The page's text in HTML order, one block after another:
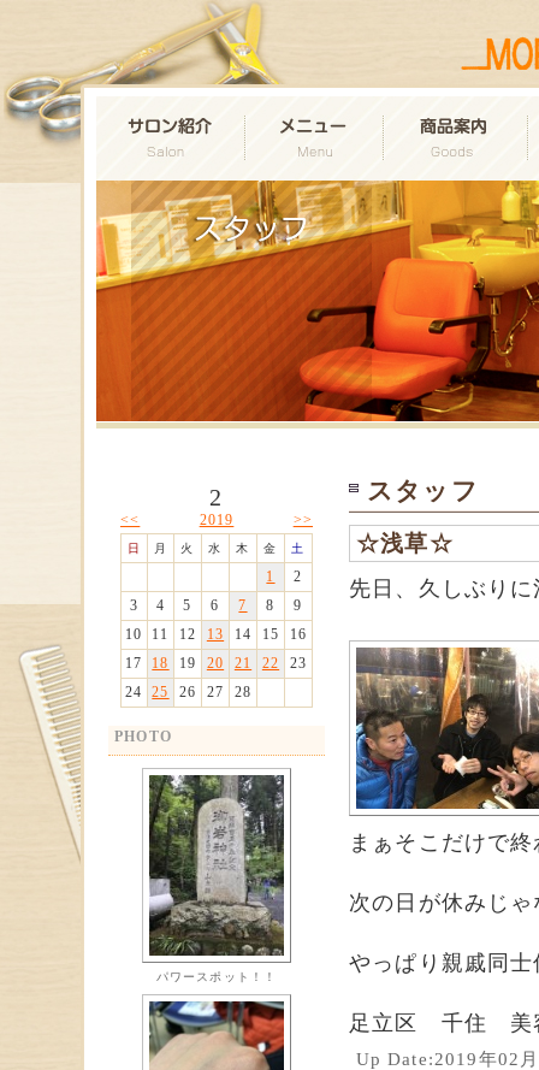
2
<< 2019 >>
日 月 火 水 木 金 土
1
2
3
4 5 6 7 8
9
10
11 12 13 14 15
16
17
18 19 20 21 22
23
24
25 26 27 28
PHOTO
パワースポット！！
スタッフ
☆浅草☆
先日、久しぶり
まぁそこだけで
次の日が休みじ
やっぱり親戚同
足立区 千住 美
Up Date:2019年02